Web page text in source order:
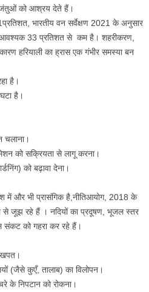
को आश्रय देते हैं।
भारतीय वन सर्वेक्षण 2021 के अनुसार
आवश्यक 33 प्रतिशत से कम है। शहरीकरण,
हरियाली का ह्रास एक गंभीर समस्या बन
है।
है।
चलाना।
को सक्रियता से लागू करना।
को बढ़ावा देना।
में और भी प्रासंगिक है,नीतिआयोग, 2018 के
से जूझ रहे हैं । नदियों का प्रदूषण, भूजल स्तर
संकट को गहरा कर रहे हैं।
खपत।
(जैसे कुएँ, तालाब) का विलोपन।
के निपटान को रोकना।